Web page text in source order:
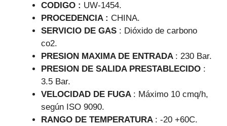
CODIGO : UW-1454.
PROCEDENCIA : CHINA.
SERVICIO DE GAS : Dióxido de carbono
co2.
PRESION MAXIMA DE ENTRADA : 230 Bar.
PRESION DE SALIDA PRESTABLECIDO :
3.5 Bar.
VELOCIDAD DE FUGA : Máximo 10 cmq/h,
según ISO 9090.
RANGO DE TEMPERATURA : -20 +60C.